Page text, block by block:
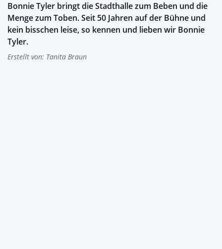
Bonnie Tyler bringt die Stadthalle zum Beben und die
Menge zum Toben. Seit 50 Jahren auf der Bühne und
kein bisschen leise, so kennen und lieben wir Bonnie
Tyler.
Erstellt von: Tanita Braun